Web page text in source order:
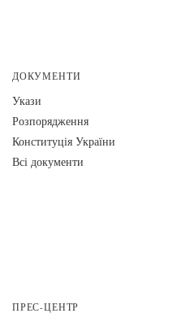
ДОКУМЕНТИ
Укази
Розпорядження
Конституція України
Всі документи
ПРЕС-ЦЕНТР